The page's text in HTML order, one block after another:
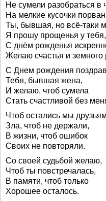
Не сумели разобраться в
На мелкие кусочки
Ты, бывшая, но всё-таки
Я прошу прощенья у тебя,
С днём рожденья
Желаю счастья и земного
С Днем рождения
Тебя, бывшая жена,
И желаю, чтоб сумела
Стать счастливой без
Чтоб остались мы
Зла, чтоб не держали,
В жизни, чтоб ошибок
Своих не повторяли.
Со своей судьбой желаю,
Чтоб ты повстречалась,
В памяти, чтоб только
Хорошее осталось.